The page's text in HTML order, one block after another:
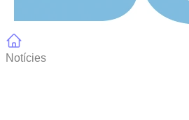
Notícies